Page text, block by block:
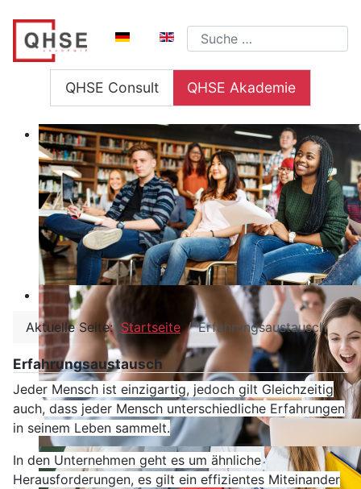
Sprache auswählen
Suchen
QHSE Consult QHSE Akademie
Aktuelle Seite: Startseite Erfahrungsaustausch
Erfahrungsaustausch
Jeder Mensch ist einzigartig, jedoch gilt Gleichzeitig
auch, dass jeder Mensch unterschiedliche Erfahrungen
in seinem Leben sammelt.
In den Unternehmen geht es um ähnliche
Herausforderungen, es gilt ein effizientes Miteinander